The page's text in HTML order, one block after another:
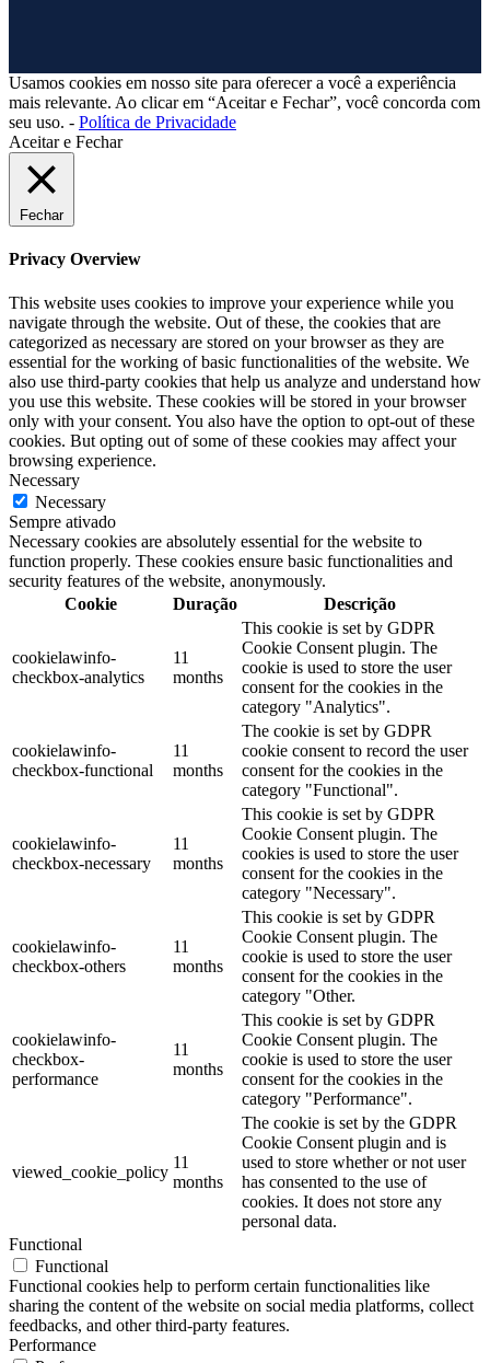
Usamos cookies em nosso site para oferecer a você a experiência
mais relevante. Ao clicar em “Aceitar e Fechar”, você concorda com
seu uso. - Política de Privacidade
Aceitar e Fechar
Fechar
Privacy Overview
This website uses cookies to improve your experience while you
navigate through the website. Out of these, the cookies that are
categorized as necessary are stored on your browser as they are
essential for the working of basic functionalities of the website. We
also use third-party cookies that help us analyze and understand how
you use this website. These cookies will be stored in your browser
only with your consent. You also have the option to opt-out of these
cookies. But opting out of some of these cookies may affect your
browsing experience.
Necessary
Necessary
Sempre ativado
Necessary cookies are absolutely essential for the website to
function properly. These cookies ensure basic functionalities and
security features of the website, anonymously.
Cookie
Duração Descrição
cookielawinfo-
checkbox-analytics
11
months
This cookie is set by GDPR
Cookie Consent plugin. The
cookie is used to store the user
consent for the cookies in the
category "Analytics".
cookielawinfo-
checkbox-functional
11
months
The cookie is set by GDPR
cookie consent to record the user
consent for the cookies in the
category "Functional".
cookielawinfo-
checkbox-necessary
11
months
This cookie is set by GDPR
Cookie Consent plugin. The
cookies is used to store the user
consent for the cookies in the
category "Necessary".
cookielawinfo-
checkbox-others
11
months
This cookie is set by GDPR
Cookie Consent plugin. The
cookie is used to store the user
consent for the cookies in the
category "Other.
cookielawinfo-
checkbox-
performance
11
months
This cookie is set by GDPR
Cookie Consent plugin. The
cookie is used to store the user
consent for the cookies in the
category "Performance".
viewed_cookie_policy
11
months
The cookie is set by the GDPR
Cookie Consent plugin and is
used to store whether or not user
has consented to the use of
cookies. It does not store any
personal data.
Functional
Functional
Functional cookies help to perform certain functionalities like
sharing the content of the website on social media platforms, collect
feedbacks, and other third-party features.
Performance